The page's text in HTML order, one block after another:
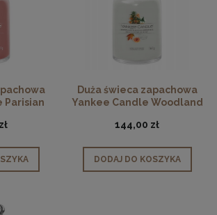
Parisian
Duża świeca zapachowa
Yankee Candle Woodland
144,00 zł
DODAJ DO KOSZYKA